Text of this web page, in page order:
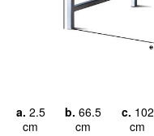
a. 2.5
cm
b. 66.5
cm
c. 102
cm